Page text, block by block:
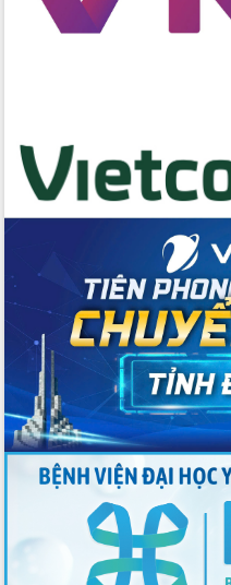
Chuyển đổi số thư viện: Mở rộng
không gian tri thức trong thời đại số
Bầu cử Quốc hội và HĐND: Cử tri Đắk
Lắk gửi gắm niềm tin, kỳ vọng vào lá
phiếu
Đắk Lắk sẵn sàng các điều kiện cho
Ngày hội bầu cử đại biểu Quốc hội
khóa XVI và HĐND các cấp nhiệm kỳ
Đảm bảo cuộc bầu cử đại biểu Quốc
hội và đại biểu HĐND các cấp diễn ra
an toàn, hiệu quả, đúng quy định
Thủ tướng Chính phủ Phạm Minh Chính
kiểm tra, chỉ đạo hoàn thành các dự
án cao tốc và thăm khu tái định cư tại
Đắk Lắk
Sôi nổi Hội đua ngựa truyền thống Gò
Thì Thùng mừng Xuân Bính Ngọ 2026
Lãnh đạo tỉnh dâng hương tưởng niệm
tại Đập Đồng Cam đầu Xuân Bính Ngọ